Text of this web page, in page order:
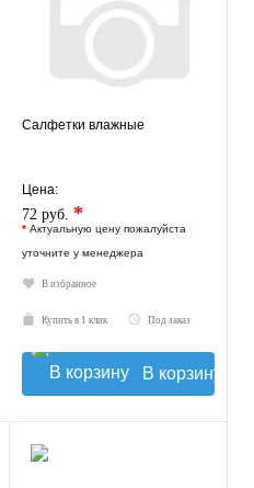
Салфетки влажные
Цена:
72 руб. *
* Актуальную цену пожалуйста
уточните у менеджера
В избранное
Купить в 1 клик Под заказ
В корзину